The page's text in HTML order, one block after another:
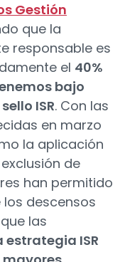
Gestión
que la
responsable es
el 40%
bajo
ISR. Con las
en marzo
la aplicación
de
han permitido
descensos
las
ISR